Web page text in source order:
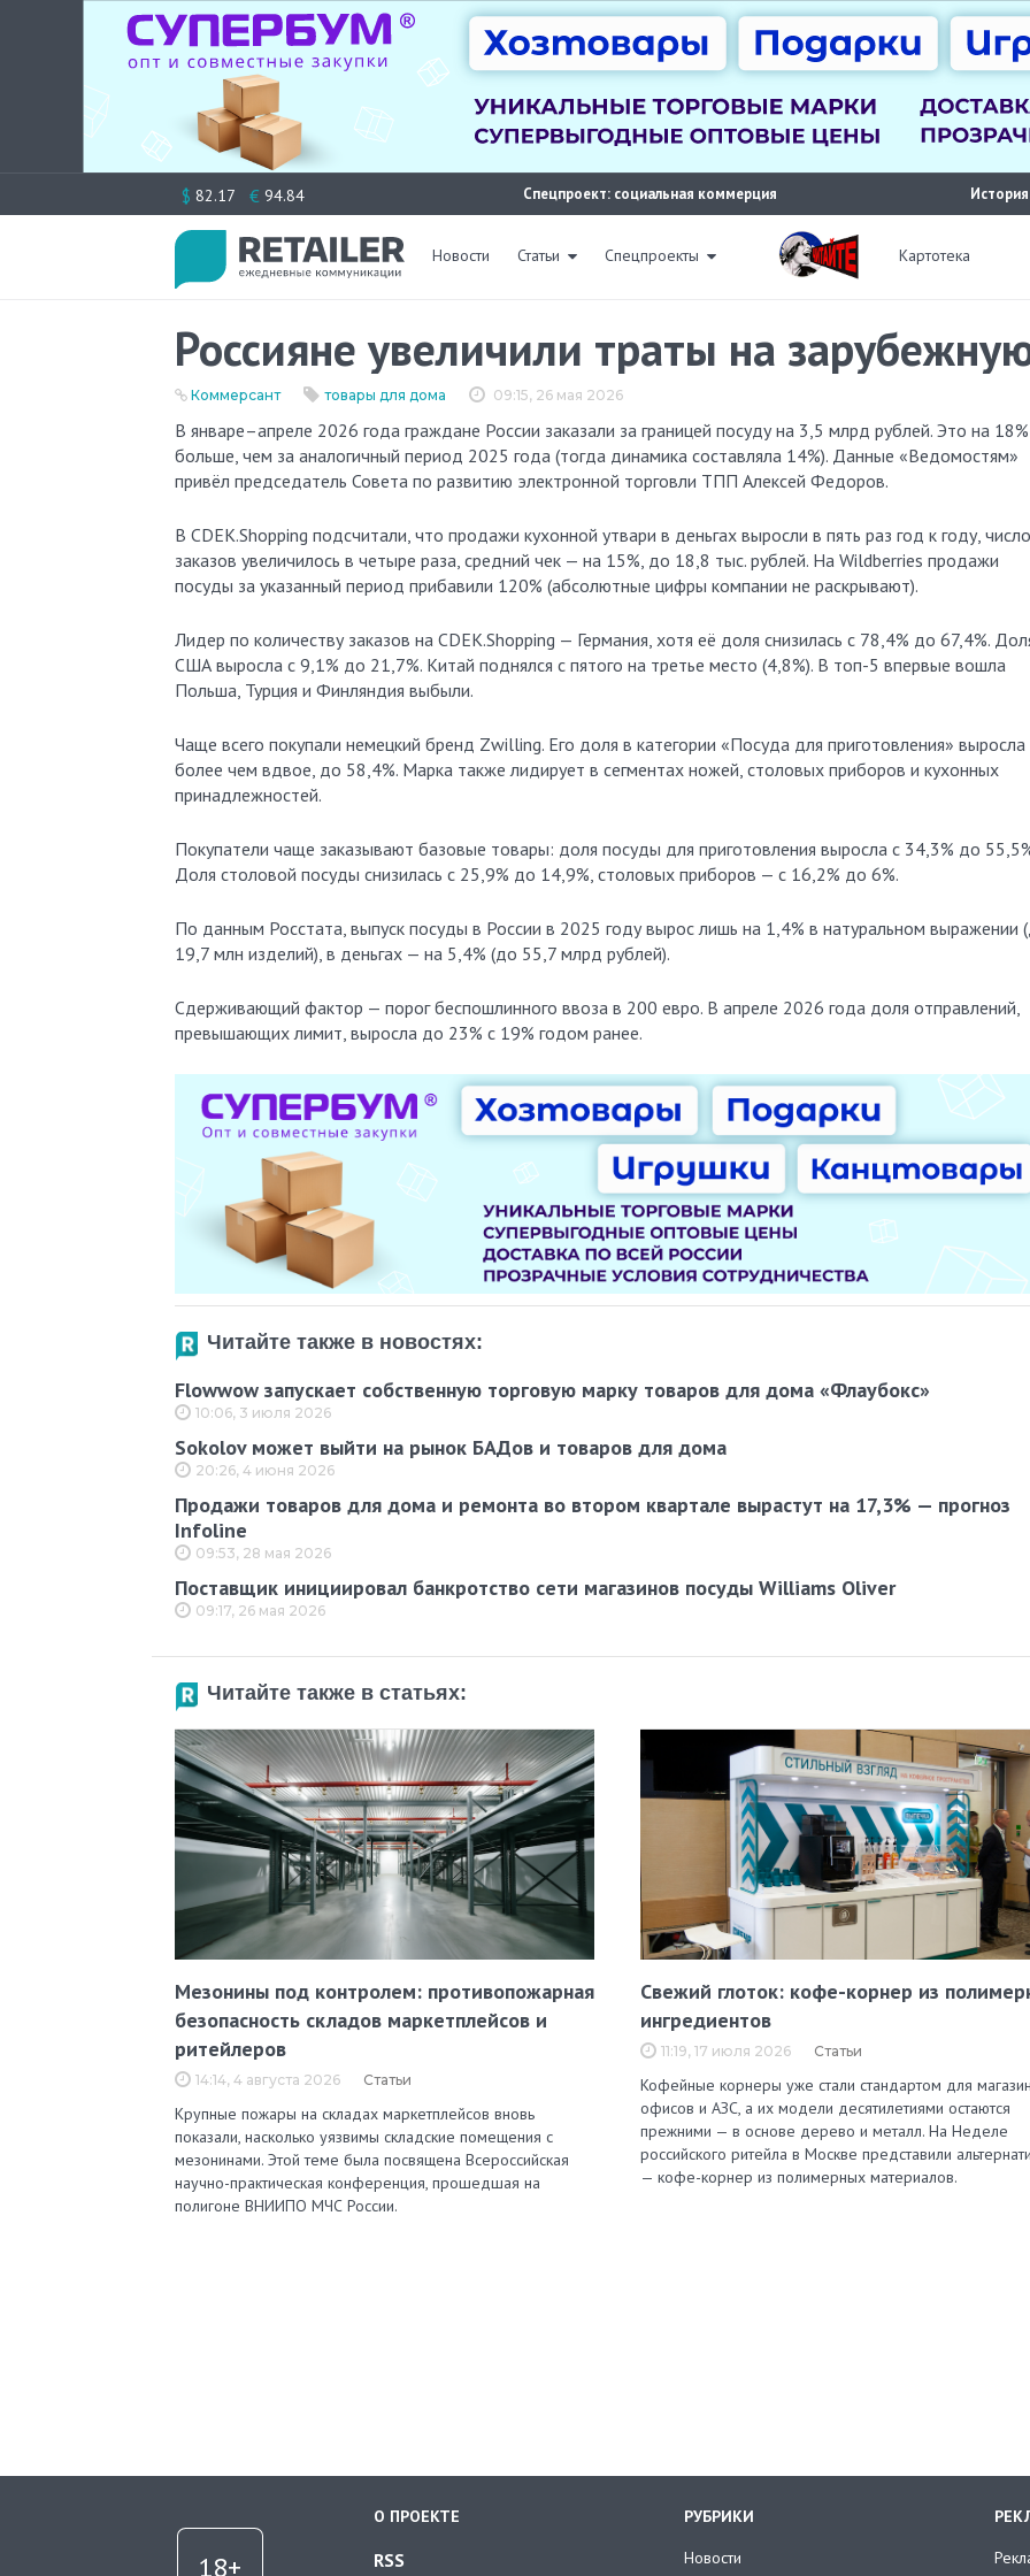
к
$ 82.17 € 94.84 Спецпроект: социальная коммерция
Новости Статьи Спецпроекты Картотека
Россияне увеличили траты на
09:15, 26 мая 2026
Коммерсант товары для дома
В январе–апреле 2026 года граждане России заказали за границей посуду на 3,5 млрд рублей. Это на 18%
больше, чем за аналогичный период 2025 года (тогда динамика составляла 14%). Данные «Ведомостям»
привёл председатель Совета по развитию электронной торговли ТПП Алексей Федоров.
В CDEK.Shopping подсчитали, что продажи кухонной утвари в деньгах выросли в пять раз год к году, число
заказов увеличилось в четыре раза, средний чек — на 15%, до 18,8 тыс. рублей. На Wildberries продажи
посуды за указанный период прибавили 120% (абсолютные цифры компании не раскрывают).
Лидер по количеству заказов на CDEK.Shopping — Германия, хотя её доля снизилась с 78,4% до 67,4%.
США выросла с 9,1% до 21,7%. Китай поднялся с пятого на третье место (4,8%). В топ-5 впервые вошла
Польша, Турция и Финляндия выбыли.
Чаще всего покупали немецкий бренд Zwilling. Его доля в категории «Посуда для приготовления» выросла
более чем вдвое, до 58,4%. Марка также лидирует в сегментах ножей, столовых приборов и кухонных
принадлежностей.
Покупатели чаще заказывают базовые товары: доля посуды для приготовления выросла с 34,3% до
Доля столовой посуды снизилась с 25,9% до 14,9%, столовых приборов — с 16,2% до 6%.
По данным Росстата, выпуск посуды в России в 2025 году вырос лишь на 1,4% в натуральном выражении
19,7 млн изделий), в деньгах — на 5,4% (до 55,7 млрд рублей).
Сдерживающий фактор — порог беспошлинного ввоза в 200 евро. В апреле 2026 года доля отправлений,
превышающих лимит, выросла до 23% с 19% годом ранее.
Читайте также в новостях:
Flowwow запускает собственную торговую марку товаров для дома «Флаубокс»
10:06, 3 июля 2026
Sokolov может выйти на рынок БАДов и товаров для дома
20:26, 4 июня 2026
Продажи товаров для дома и ремонта во втором квартале вырастут на 17,3% — прогноз
Infoline
09:53, 28 мая 2026
Поставщик инициировал банкротство сети магазинов посуды Williams Oliver
09:17, 26 мая 2026
Читайте также в статьях:
Мезонины под контролем: противопожарная
безопасность складов маркетплейсов и
ритейлеров
14:14, 4 августа 2026 Статьи
Крупные пожары на складах маркетплейсов вновь
показали, насколько уязвимы складские помещения с
мезонинами. Этой теме была посвящена Всероссийская
научно-практическая конференция, прошедшая на
полигоне ВНИИПО МЧС России.
Свежий глоток: кофе-корнер из
ингредиентов
11:19, 17 июля 2026 Статьи
Кофейные корнеры уже стали стандартом для
офисов и АЗС, а их модели десятилетиями остаются
прежними — в основе дерево и металл. На Неделе
российского ритейла в Москве представили
— кофе-корнер из полимерных материалов.
О ПРОЕКТЕ
RSS
РУБРИКИ
Новости